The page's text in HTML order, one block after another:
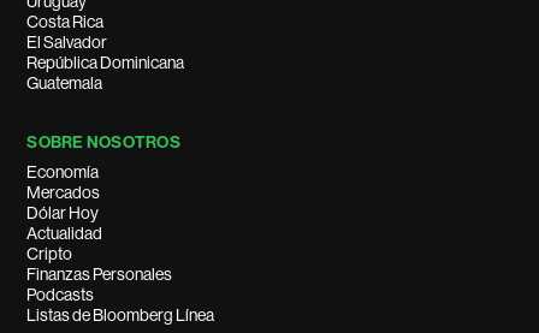
Costa Rica
El Salvador
República Dominicana
Guatemala
SOBRE NOSOTROS
Economía
Mercados
Dólar Hoy
Actualidad
Cripto
Finanzas Personales
Podcasts
Listas de Bloomberg Línea